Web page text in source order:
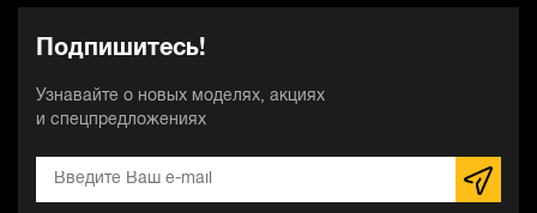
Подпишитесь!
Узнавайте о новых моделях, акциях
и спецпредложениях